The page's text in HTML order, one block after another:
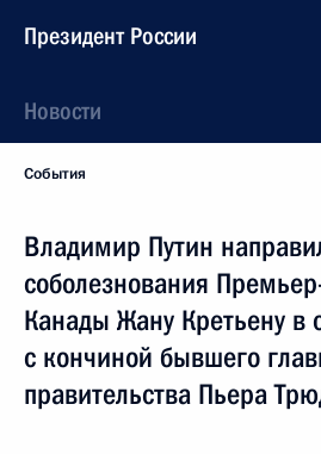
Президент России
Новости
События
Владимир Путин
соболезнования
Канады Жану Кретьену в
с кончиной бывшего
правительства Пьера